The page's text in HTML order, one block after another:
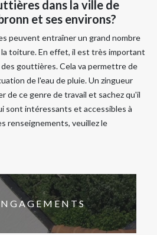
dans la ville de
et ses environs?
peuvent entraîner un grand nombre
la toiture. En effet, il est très important
gouttières. Cela va permettre de
de l'eau de pluie. Un zingueur
de ce genre de travail et sachez qu'il
sont intéressants et accessibles à
renseignements, veuillez le